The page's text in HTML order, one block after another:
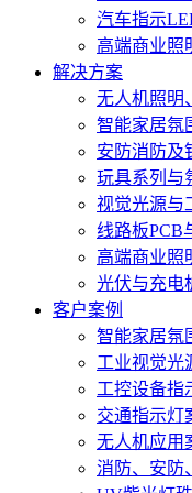
汽车指示
高端商业照
解决方案
无人机照明
智能家居氛
安防消防及
玩具系列与
视觉光源与
线路板PCB
高端商业照
光伏与充电
客户案例
智能家居氛
工业视觉光
工控设备指
交通指示灯
无人机应用
消防、安防